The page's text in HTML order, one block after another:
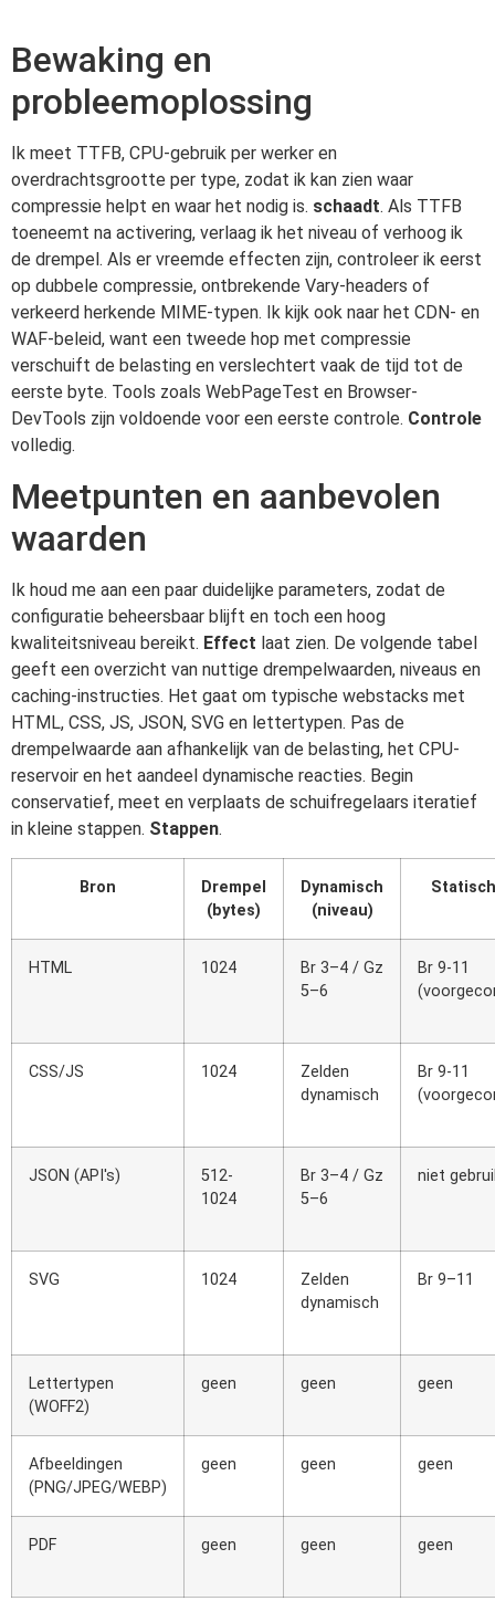
Bewaking en
probleemoplossing
Ik meet TTFB, CPU-gebruik per werker en
overdrachtsgrootte per type, zodat ik kan zien waar
compressie helpt en waar het nodig is. schaadt. Als TTFB
toeneemt na activering, verlaag ik het niveau of verhoog ik
de drempel. Als er vreemde effecten zijn, controleer ik eerst
op dubbele compressie, ontbrekende Vary-headers of
verkeerd herkende MIME-typen. Ik kijk ook naar het CDN- en
WAF-beleid, want een tweede hop met compressie
verschuift de belasting en verslechtert vaak de tijd tot de
eerste byte. Tools zoals WebPageTest en Browser-
DevTools zijn voldoende voor een eerste controle. Controle
volledig.
Meetpunten en aanbevolen
waarden
Ik houd me aan een paar duidelijke parameters, zodat de
configuratie beheersbaar blijft en toch een hoog
kwaliteitsniveau bereikt. Effect laat zien. De volgende tabel
geeft een overzicht van nuttige drempelwaarden, niveaus en
caching-instructies. Het gaat om typische webstacks met
HTML, CSS, JS, JSON, SVG en lettertypen. Pas de
drempelwaarde aan afhankelijk van de belasting, het CPU-
reservoir en het aandeel dynamische reacties. Begin
conservatief, meet en verplaats de schuifregelaars iteratief
in kleine stappen. Stappen.
Bron
Drempel
(bytes)
Dynamisch
(niveau)
HTML 1024
Br 3–4 / Gz
5–6
Br 9-11
CSS/JS 1024
Zelden
dynamisch
Br 9-11
JSON (API's)
512-
1024
Br 3–4 / Gz
5–6
niet
SVG 1024
Zelden
dynamisch
Br 9–11
Lettertypen
(WOFF2)
geen geen geen
Afbeeldingen
(PNG/JPEG/WEBP)
geen geen geen
PDF geen geen geen